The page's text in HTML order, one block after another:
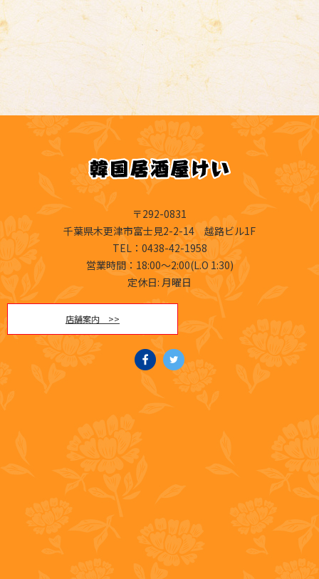
〒292-0831
千葉県木更津市富士見2-2-14 越路ビル1F
TEL：0438-42-1958
営業時間：18:00～2:00(L.O 1:30)
定休日: 月曜日
店舗案内 >>